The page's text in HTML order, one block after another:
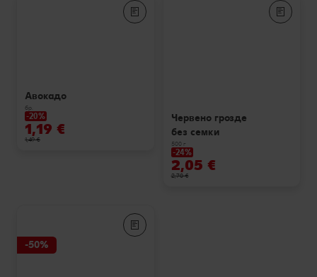
Авокадо
бр.
-20%
1,19 €
1,49 €
Червено грозде
без семки
500 г
-24%
2,05 €
2,70 €
-50%